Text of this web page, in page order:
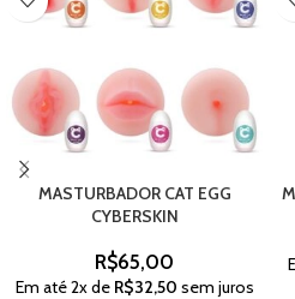
MASTURBADOR CAT EGG
CYBERSKIN
R$65,00
Em até2x de R$32,50 sem juros